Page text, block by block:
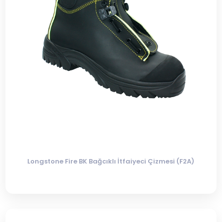
Longstone Fire BK Bağcıklı İtfaiyeci Çizmesi (F2A)